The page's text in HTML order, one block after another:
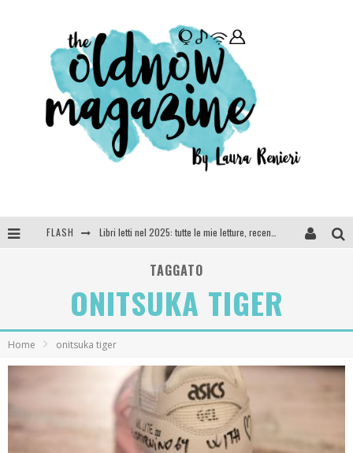
FLASH
SEE YOU AT 5 | Chanel
Anya Taylor-Joy, Jisoo e Willow Smith protagoniste della nuova campagna Dior Addict
TAGGATO
ONITSUKA TIGER
Home onitsuka tiger